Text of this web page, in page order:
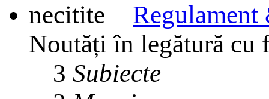
Noutăți în legătură cu
3 Subiecte